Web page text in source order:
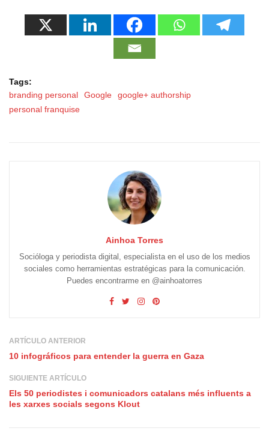
Tags:
branding personal
Google
google+ authorship
personal franquise
Ainhoa Torres
Socióloga y periodista digital, especialista en el uso de los medios
sociales como herramientas estratégicas para la comunicación.
Puedes encontrarme en @ainhoatorres
ARTÍCULO ANTERIOR
10 infográficos para entender la guerra en Gaza
SIGUIENTE ARTÍCULO
Els 50 periodistes i comunicadors catalans més influents a
les xarxes socials segons Klout